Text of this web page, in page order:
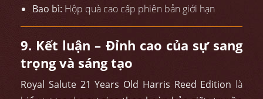
Bao bì: Hộp quà cao cấp phiên bản giới hạn
9. Kết luận – Đỉnh cao của sự sang
trọng và sáng tạo
Royal Salute 21 Years Old Harris Reed Edition là